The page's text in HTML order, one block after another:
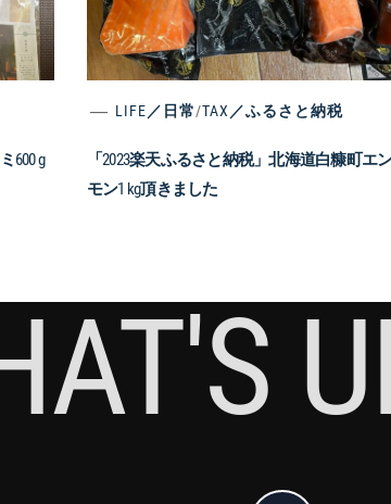
600 g
LIFE／日常/TAX／ふるさと納税
「2023楽天ふるさと納税」北海道白糠町エ
モン1 kg頂きました